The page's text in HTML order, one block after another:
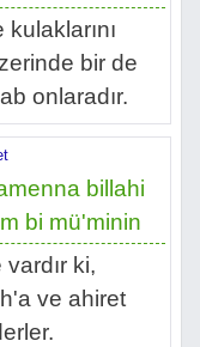
bir de
onlaradır.
billahi
bi mü'minin
ki,
ve ahiret